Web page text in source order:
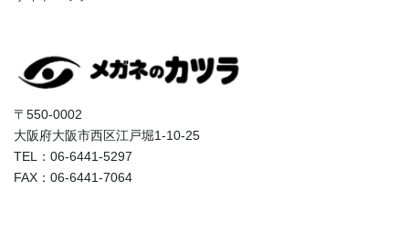
〒550-0002
大阪府大阪市西区江戸堀1-10-25
TEL：06-6441-5297
FAX：06-6441-7064